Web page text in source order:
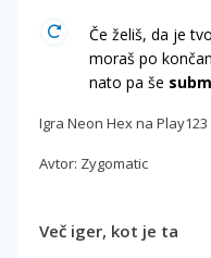
Če želiš, da je
moraš po
nato pa še
Igra Neon Hex na
Avtor: Zygomatic
Več iger, kot je ta